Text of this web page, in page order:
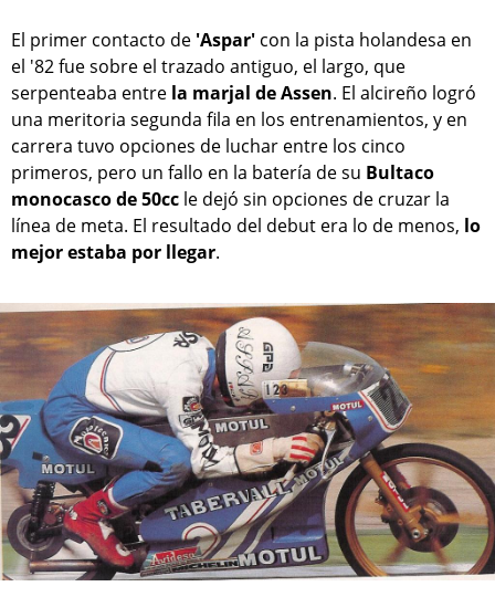
El primer contacto de 'Aspar' con la pista holandesa en
el '82 fue sobre el trazado antiguo, el largo, que
serpenteaba entre la marjal de Assen. El alcireño logró
una meritoria segunda fila en los entrenamientos, y en
carrera tuvo opciones de luchar entre los cinco
primeros, pero un fallo en la batería de su Bultaco
monocasco de 50cc le dejó sin opciones de cruzar la
línea de meta. El resultado del debut era lo de menos, lo
mejor estaba por llegar.